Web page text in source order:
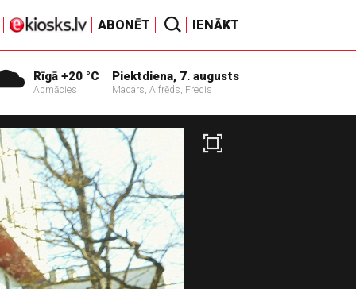
ABONĒT IENĀKT
Rīgā +20 °C
Apmācies
Piektdiena, 7. augusts
Madars, Alfrēds, Fredis